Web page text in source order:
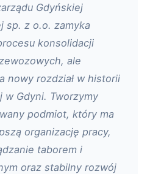
Gdyńskiej
sp. z o.o. zamyka
konsolidacji
ale
nowy rozdział w historii
w Gdyni. Tworzymy
podmiot, który ma
organizację pracy,
taborem i
oraz stabilny rozwój